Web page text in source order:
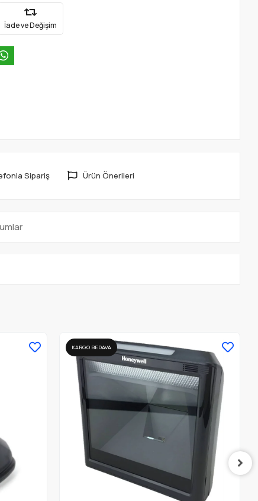
İade ve Değişim
Sipariş Ürün Önerileri
KARGO BEDAVA